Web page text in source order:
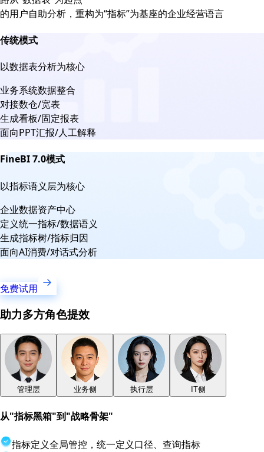
的用户自助分析，重构为“指标”为基座的企业经营语言
传统模式
以数据表分析为核心
业务系统数据整合
对接数仓/宽表
生成看板/固定报表
面向PPT汇报/人工解释
FineBI 7.0模式
以指标语义层为核心
企业数据资产中心
定义统一指标/数据语义
生成指标树/指标归因
面向AI消费/对话式分析
免费试用
助力多方角色提效
管理层 业务侧 执行层 IT侧
从"指标黑箱"到"战略骨架"
指标定义全局管控，统一定义口径、查询指标